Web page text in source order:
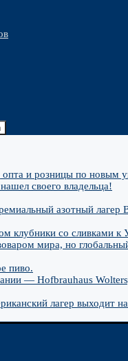
и розницы по новым
своего владельца!
азотный лагер
клубники со сливками к
мира, но
пиво.
— Hofbrauhaus
лагер выходит